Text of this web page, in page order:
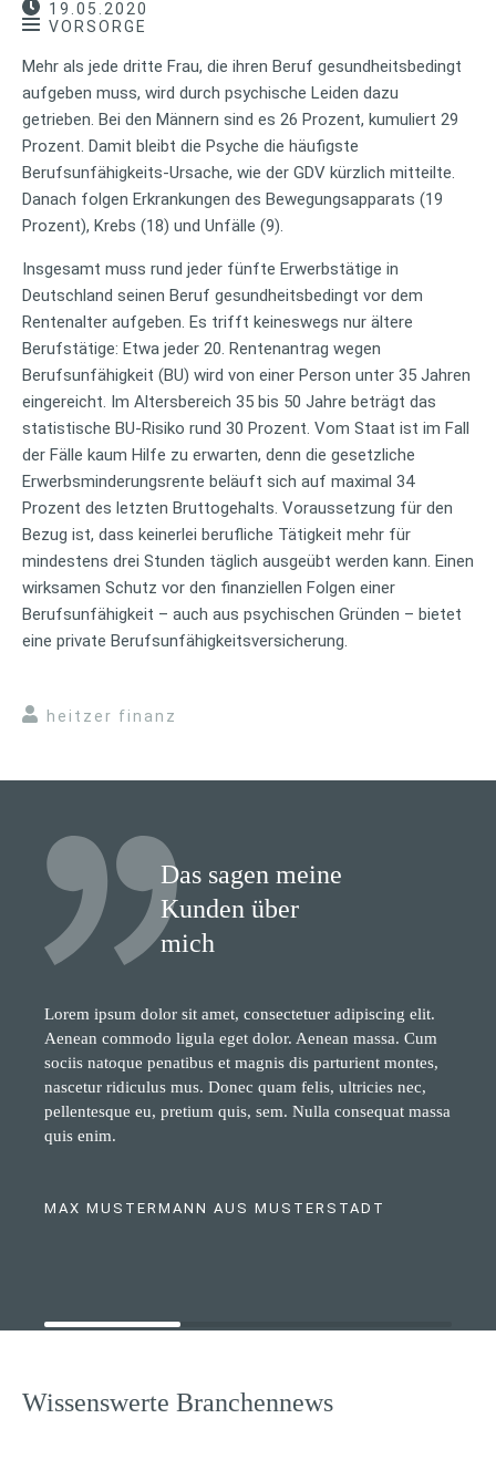
19.05.2020
VORSORGE
Mehr als jede dritte Frau, die ihren Beruf gesundheitsbedingt
aufgeben muss, wird durch psychische Leiden dazu
getrieben. Bei den Männern sind es 26 Prozent, kumuliert 29
Prozent. Damit bleibt die Psyche die häufigste
Berufsunfähigkeits-Ursache, wie der GDV kürzlich mitteilte.
Danach folgen Erkrankungen des Bewegungsapparats (19
Prozent), Krebs (18) und Unfälle (9).
Insgesamt muss rund jeder fünfte Erwerbstätige in
Deutschland seinen Beruf gesundheitsbedingt vor dem
Rentenalter aufgeben. Es trifft keineswegs nur ältere
Berufstätige: Etwa jeder 20. Rentenantrag wegen
Berufsunfähigkeit (BU) wird von einer Person unter 35 Jahren
eingereicht. Im Altersbereich 35 bis 50 Jahre beträgt das
statistische BU-Risiko rund 30 Prozent. Vom Staat ist im Fall
der Fälle kaum Hilfe zu erwarten, denn die gesetzliche
Erwerbsminderungsrente beläuft sich auf maximal 34
Prozent des letzten Bruttogehalts. Voraussetzung für den
Bezug ist, dass keinerlei berufliche Tätigkeit mehr für
mindestens drei Stunden täglich ausgeübt werden kann. Einen
wirksamen Schutz vor den finanziellen Folgen einer
Berufsunfähigkeit – auch aus psychischen Gründen – bietet
eine private Berufsunfähigkeitsversicherung.
heitzer finanz
Das sagen meine
Kunden über
mich
Lorem ipsum dolor sit amet, consectetuer adipiscing elit.
Aenean commodo ligula eget dolor. Aenean massa. Cum
sociis natoque penatibus et magnis dis parturient montes,
nascetur ridiculus mus. Donec quam felis, ultricies nec,
pellentesque eu, pretium quis, sem. Nulla consequat massa
quis enim.
MAX MUSTERMANN AUS MUSTERSTADT
Wissenswerte Branchennews